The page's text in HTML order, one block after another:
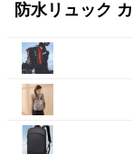
防水リュック